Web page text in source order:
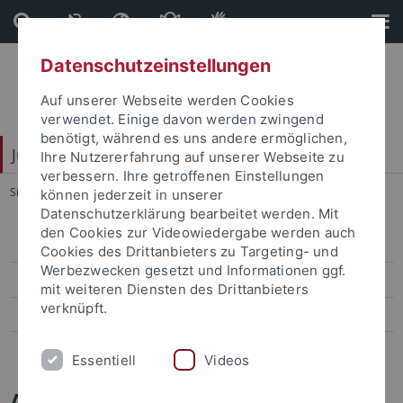
Direkt
zum
Inhalt
Direkt
zur
Fußleiste
Juristische Fakultät
Sie sind hier: Startseite ... Aktuelle Veranstaltungen
Aktuelle Veranstaltungen
Jura Aktuell
Preisverleihungen
Mitgliederbereich
Datenschutzeinstellungen
Auf unserer Webseite werden Cookies
verwendet. Einige davon werden zwingend
benötigt, während es uns andere ermöglichen,
Ihre Nutzererfahrung auf unserer Webseite zu
verbessern. Ihre getroffenen Einstellungen
können jederzeit in unserer
Datenschutzerklärung bearbeitet werden. Mit
den Cookies zur Videowiedergabe werden auch
Cookies des Drittanbieters zu Targeting- und
Werbezwecken gesetzt und Informationen ggf.
mit weiteren Diensten des Drittanbieters
verknüpft.
Essentiell Videos